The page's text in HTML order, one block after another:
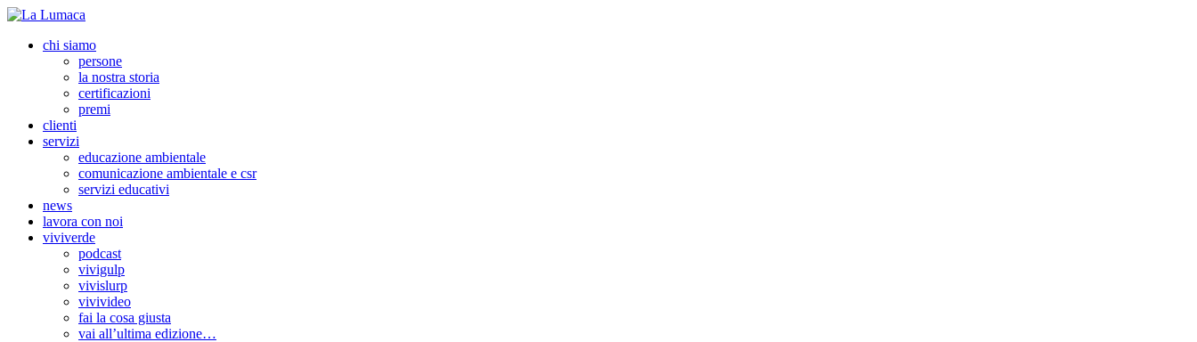
chi siamo
persone
la nostra storia
certificazioni
premi
clienti
servizi
educazione ambientale
comunicazione ambientale e csr
servizi educativi
news
lavora con noi
viviverde
podcast
vivigulp
vivislurp
vivivideo
fai la cosa giusta
vai all’ultima edizione…